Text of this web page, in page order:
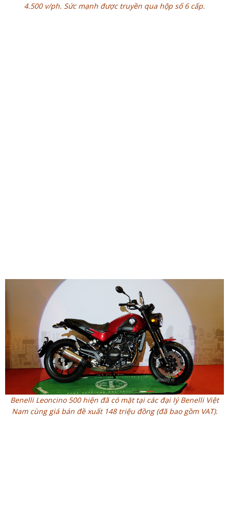
4.500 v/ph. Sức mạnh được truyền qua hộp số 6 cấp.
Benelli Leoncino 500 hiện đã có mặt tại các đại lý Benelli Việt
Nam cùng giá bán đề xuất 148 triệu đồng (đã bao gồm VAT).